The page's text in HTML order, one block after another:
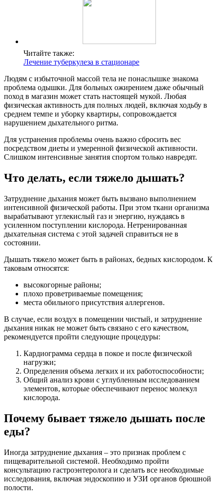
Читайте также:
Лечение туберкулеза в стационаре
Людям с избыточной массой тела не понаслышке знакома
проблема одышки. Для больных ожирением даже обычный
поход в магазин может стать настоящей мукой. Любая
физическая активность для полных людей, включая ходьбу в
среднем темпе и уборку квартиры, сопровождается
нарушением дыхательного ритма.
Для устранения проблемы очень важно сбросить вес
посредством диеты и умеренной физической активности.
Слишком интенсивные занятия спортом только навредят.
Что делать, если тяжело дышать?
Затруднение дыхания может быть вызвано выполнением
интенсивной физической работы. При этом ткани организма
вырабатывают углекислый газ и энергию, нуждаясь в
усиленном поступлении кислорода. Нетренированная
дыхательная система с этой задачей справиться не в
состоянии.
Дышать тяжело может быть в районах, бедных кислородом. К
таковым относятся:
высокогорные районы;
плохо проветриваемые помещения;
места обильного присутствия аллергенов.
В случае, если воздух в помещении чистый, и затруднение
дыхания никак не может быть связано с его качеством,
рекомендуется пройти следующие процедуры:
Кардиограмма сердца в покое и после физической
нагрузки;
Определения объема легких и их работоспособности;
Общий анализ крови с углубленным исследованием
элементов, которые обеспечивают перенос молекул
кислорода.
Почему бывает тяжело дышать после
еды?
Иногда затруднение дыхания – это признак проблем с
пищеварительной системой. Необходимо пройти
консультацию гастроэнтеролога и сделать все необходимые
исследования, включая эндоскопию и УЗИ органов брюшной
полости.